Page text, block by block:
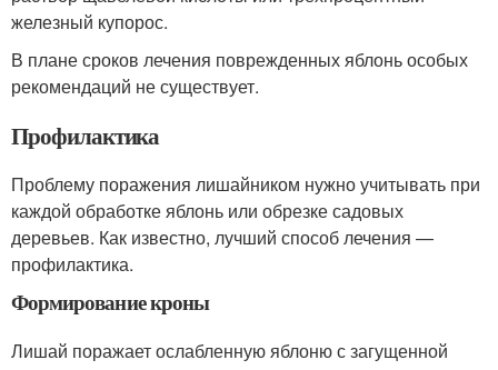
железный купорос.
В плане сроков лечения поврежденных яблонь особых
рекомендаций не существует.
Профилактика
Проблему поражения лишайником нужно учитывать при
каждой обработке яблонь или обрезке садовых
деревьев. Как известно, лучший способ лечения —
профилактика.
Формирование кроны
Лишай поражает ослабленную яблоню с загущенной